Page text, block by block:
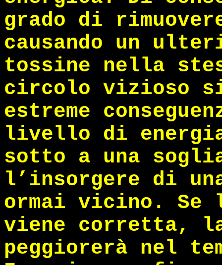
grado di
causando un
tossine nella
circolo vizioso
estreme
livello di
sotto a una
l’insorgere di
ormai vicino. Se
viene corretta,
peggiorerà nel